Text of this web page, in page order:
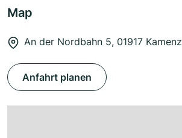
Map
An der Nordbahn 5, 01917 Kamenz
Anfahrt planen